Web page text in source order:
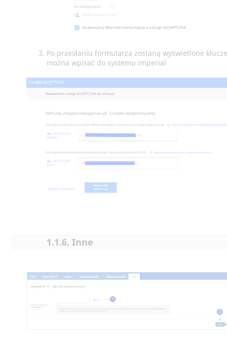
Po przesłaniu formularza zostaną wyświetlone
można wpisać do systemu imperial
1.1.6. Inne